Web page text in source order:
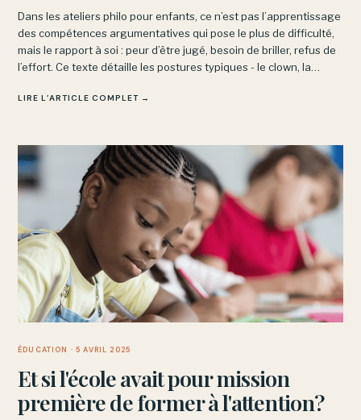
Dans les ateliers philo pour enfants, ce n’est pas l’apprentissage
des compétences argumentatives qui pose le plus de difficulté,
mais le rapport à soi : peur d’être jugé, besoin de briller, refus de
l’effort. Ce texte détaille les postures typiques - le clown, la
cachent.
LIRE L’ARTICLE COMPLET →
ÉDUCATION · 5 AVRIL 2025
Et si l'école avait pour mission
première de former à l'attention?